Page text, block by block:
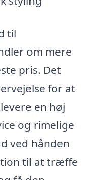
til
om mere
pris. Det
for at
en høj
og rimelige
ved hånden
til at træffe